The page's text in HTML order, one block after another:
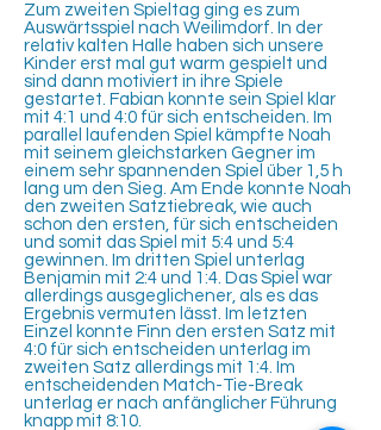
Zum zweiten Spieltag ging es zum
Auswärtsspiel nach Weilimdorf. In der
relativ kalten Halle haben sich unsere
Kinder erst mal gut warm gespielt und
sind dann motiviert in ihre Spiele
gestartet. Fabian konnte sein Spiel klar
mit 4:1 und 4:0 für sich entscheiden. Im
parallel laufenden Spiel kämpfte Noah
mit seinem gleichstarken Gegner im
einem sehr spannenden Spiel über 1,5 h
lang um den Sieg. Am Ende konnte Noah
den zweiten Satztiebreak, wie auch
schon den ersten, für sich entscheiden
und somit das Spiel mit 5:4 und 5:4
gewinnen. Im dritten Spiel unterlag
Benjamin mit 2:4 und 1:4. Das Spiel war
allerdings ausgeglichener, als es das
Ergebnis vermuten lässt. Im letzten
Einzel konnte Finn den ersten Satz mit
4:0 für sich entscheiden unterlag im
zweiten Satz allerdings mit 1:4. Im
entscheidenden Match-Tie-Break
unterlag er nach anfänglicher Führung
knapp mit 8:10.